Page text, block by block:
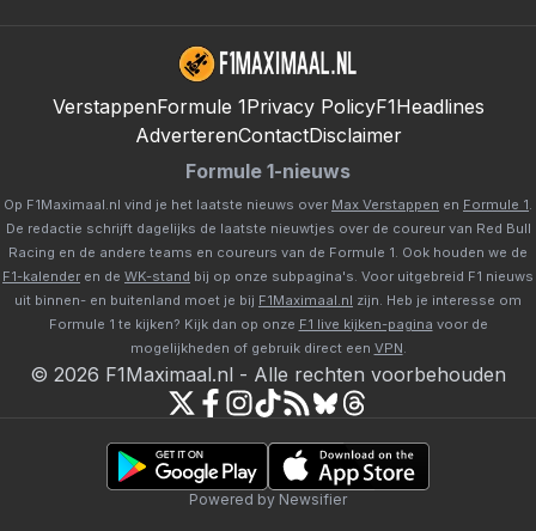
VerstappenFormule 1Privacy PolicyF1Headlines
AdverterenContactDisclaimer
Formule 1-nieuws
Op F1Maximaal.nl vind je het laatste nieuws over Max Verstappen en Formule 1.
De redactie schrijft dagelijks de laatste nieuwtjes over de coureur van Red Bull
Racing en de andere teams en coureurs van de Formule 1. Ook houden we de
F1-kalender en de WK-stand bij op onze subpagina's. Voor uitgebreid F1 nieuws
uit binnen- en buitenland moet je bij F1Maximaal.nl zijn. Heb je interesse om
Formule 1 te kijken? Kijk dan op onze F1 live kijken-pagina voor de
mogelijkheden of gebruik direct een VPN.
© 2026 F1Maximaal.nl - Alle rechten voorbehouden
Powered by Newsifier